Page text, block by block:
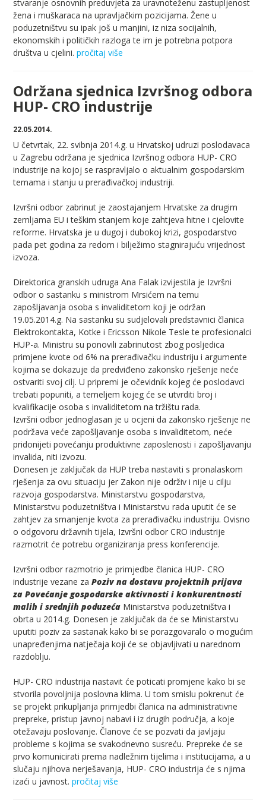
stvaranje osnovnih preduvjeta za uravnoteženu zastupljenost
žena i muškaraca na upravljačkim pozicijama. Žene u
poduzetništvu su ipak još u manjini, iz niza socijalnih,
ekonomskih i političkih razloga te im je potrebna potpora
društva u cjelini. pročitaj više
Održana sjednica Izvršnog odbora
HUP- CRO industrije
22.05.2014.
U četvrtak, 22. svibnja 2014.g. u Hrvatskoj udruzi poslodavaca
u Zagrebu održana je sjednica Izvršnog odbora HUP- CRO
industrije na kojoj se raspravljalo o aktualnim gospodarskim
temama i stanju u prerađivačkoj industriji.
Izvršni odbor zabrinut je zaostajanjem Hrvatske za drugim
zemljama EU i teškim stanjem koje zahtjeva hitne i cjelovite
reforme. Hrvatska je u dugoj i dubokoj krizi, gospodarstvo
pada pet godina za redom i bilježimo stagnirajuću vrijednost
izvoza.
Direktorica granskih udruga Ana Falak izvijestila je Izvršni
odbor o sastanku s ministrom Mrsićem na temu
zapošljavanja osoba s invaliditetom koji je održan
19.05.2014.g. Na sastanku su sudjelovali predstavnici članica
Elektrokontakta, Kotke i Ericsson Nikole Tesle te profesionalci
HUP-a. Ministru su ponovili zabrinutost zbog posljedica
primjene kvote od 6% na prerađivačku industriju i argumente
kojima se dokazuje da predviđeno zakonsko rješenje neće
ostvariti svoj cilj. U pripremi je očevidnik kojeg će poslodavci
trebati popuniti, a temeljem kojeg će se utvrditi broj i
kvalifikacije osoba s invaliditetom na tržištu rada.
Izvršni odbor jednoglasan je u ocjeni da zakonsko rješenje ne
podržava veće zapošljavanje osoba s invaliditetom, neće
pridonijeti povećanju produktivne zaposlenosti i zapošljavanju
invalida, niti izvozu.
Donesen je zaključak da HUP treba nastaviti s pronalaskom
rješenja za ovu situaciju jer Zakon nije održiv i nije u cilju
razvoja gospodarstva. Ministarstvu gospodarstva,
Ministarstvu poduzetništva i Ministarstvu rada uputit će se
zahtjev za smanjenje kvota za prerađivačku industriju. Ovisno
o odgovoru državnih tijela, Izvršni odbor CRO industrije
razmotrit će potrebu organiziranja press konferencije.
Izvršni odbor razmotrio je primjedbe članica HUP- CRO
industrije vezane za Poziv na dostavu projektnih prijava
za Povećanje gospodarske aktivnosti i konkurentnosti
malih i srednjih poduzeća Ministarstva poduzetništva i
obrta u 2014.g. Donesen je zaključak da će se Ministarstvu
uputiti poziv za sastanak kako bi se porazgovaralo o mogućim
unapređenjima natječaja koji će se objavljivati u narednom
razdoblju.
HUP- CRO industrija nastavit će poticati promjene kako bi se
stvorila povoljnija poslovna klima. U tom smislu pokrenut će
se projekt prikupljanja primjedbi članica na administrativne
prepreke, pristup javnoj nabavi i iz drugih područja, a koje
otežavaju poslovanje. Članove će se pozvati da javljaju
probleme s kojima se svakodnevno susreću. Prepreke će se
prvo komunicirati prema nadležnim tijelima i institucijama, a u
slučaju njihova nerješavanja, HUP- CRO industrija će s njima
izaći u javnost. pročitaj više